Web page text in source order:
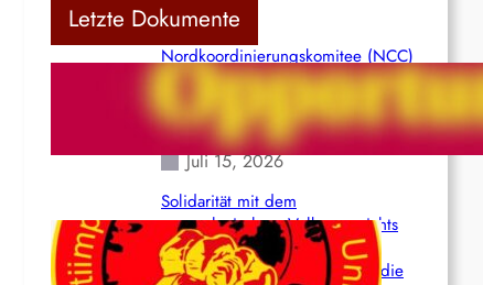
Letzte Dokumente
Nordkoordinierungskomitee (NCC)
der Kommunistischen Partei Indiens
(Maoistisch): Postmoderner
Opportunismus
Juli 15, 2026
Solidarität mit dem
venezolanischem Volk angesichts
der verlorenen Leben und der
katastrophalen Situation durch die